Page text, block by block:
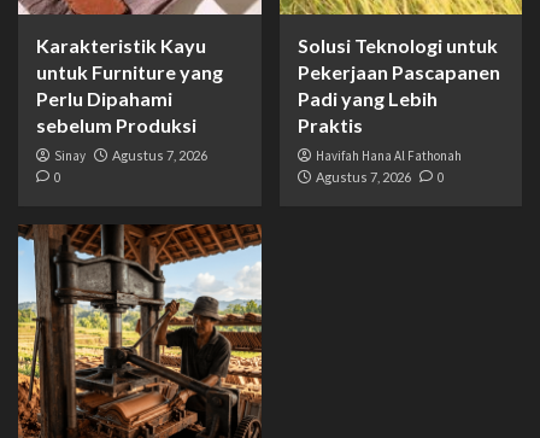
Karakteristik Kayu
untuk Furniture yang
Perlu Dipahami
sebelum Produksi
Sinay Agustus 7, 2026
0
Solusi Teknologi untuk
Pekerjaan Pascapanen
Padi yang Lebih
Praktis
Havifah Hana Al Fathonah
Agustus 7, 2026 0